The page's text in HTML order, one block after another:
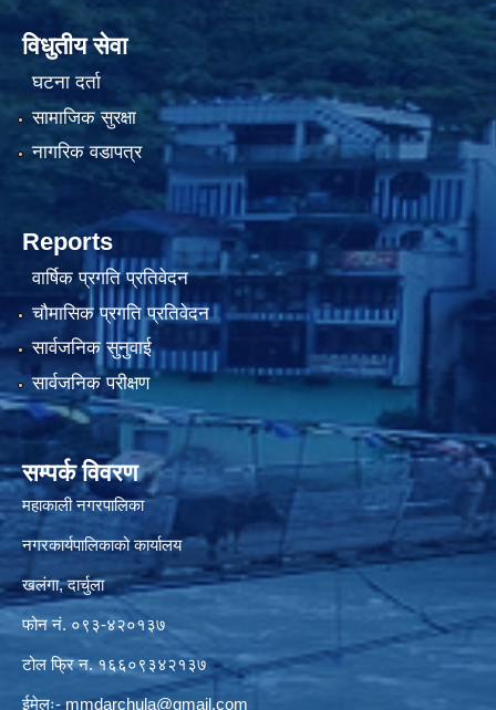
विधुतीय सेवा
घटना दर्ता
सामाजिक सुरक्षा
नागरिक वडापत्र
Reports
वार्षिक प्रगति प्रतिवेदन
चौमासिक प्रगति प्रतिवेदन
सार्वजनिक सुनुवाई
सार्वजनिक परीक्षण
सम्पर्क विवरण
महाकाली नगरपालिका
नगरकार्यपालिकाको कार्यालय
खलंगा, दार्चुला
फोन नं. ०९३-४२०१३७
टोल फ्रि न. १६६०९३४२१३७
ईमेलः-mmdarchula@gmail.com